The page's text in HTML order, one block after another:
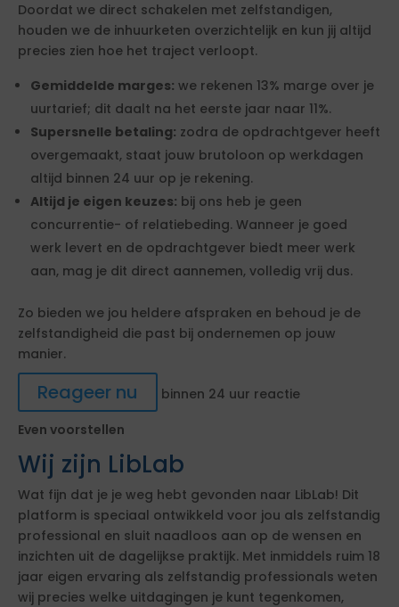
Doordat we direct schakelen met zelfstandigen,
houden we de inhuurketen overzichtelijk en kun jij altijd
precies zien hoe het traject verloopt.
Gemiddelde marges: we rekenen 13% marge over je
uurtarief; dit daalt na het eerste jaar naar 11%.
Supersnelle betaling: zodra de opdrachtgever heeft
overgemaakt, staat jouw brutoloon op werkdagen
altijd binnen 24 uur op je rekening.
Altijd je eigen keuzes: bij ons heb je geen
concurrentie- of relatiebeding. Wanneer je goed
werk levert en de opdrachtgever biedt meer werk
aan, mag je dit direct aannemen, volledig vrij dus.
Zo bieden we jou heldere afspraken en behoud je de
zelfstandigheid die past bij ondernemen op jouw
manier.
Reageer nu
binnen 24 uur reactie
Even voorstellen
Wij zijn LibLab
Wat fijn dat je je weg hebt gevonden naar LibLab! Dit
platform is speciaal ontwikkeld voor jou als zelfstandig
professional en sluit naadloos aan op de wensen en
inzichten uit de dagelijkse praktijk. Met inmiddels ruim 18
jaar eigen ervaring als zelfstandig professionals weten
wij precies welke uitdagingen je kunt tegenkomen,